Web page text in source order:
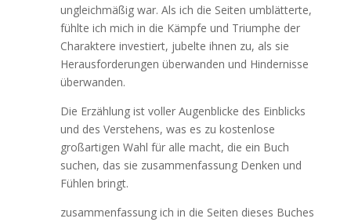
ungleichmäßig war. Als ich die Seiten umblätterte,
fühlte ich mich in die Kämpfe und Triumphe der
Charaktere investiert, jubelte ihnen zu, als sie
Herausforderungen überwanden und Hindernisse
überwanden.
Die Erzählung ist voller Augenblicke des Einblicks
und des Verstehens, was es zu kostenlose
großartigen Wahl für alle macht, die ein Buch
suchen, das sie zusammenfassung Denken und
Fühlen bringt.
zusammenfassung ich in die Seiten dieses Buches